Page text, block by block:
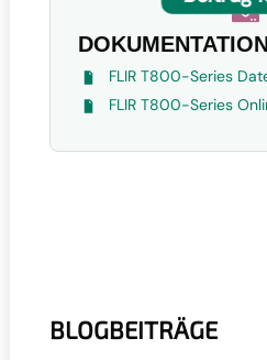

DOKUMENTATION
FLIR T800-Series
FLIR T800-Series
BLOGBEITRÄGE